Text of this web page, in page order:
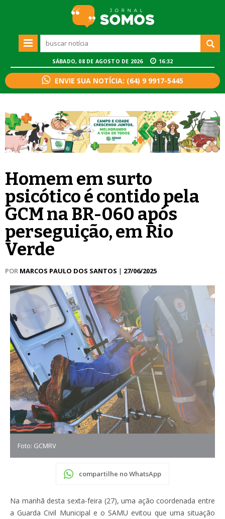
SÁBADO, 08 DE AGOSTO DE 2026 16:32
ENVIE SUA NOTÍCIA: (64) 9 9917-5445
Homem em surto
psicótico é contido pela
GCM na BR-060 após
perseguição, em Rio
Verde
POR MARCOS PAULO DOS SANTOS | 27/06/2025
Foto: GCMRV
compartilhe no WhatsApp
Na manhã desta sexta-feira (27), uma ação coordenada entre
a Guarda Civil Municipal e o SAMU evitou que uma situação